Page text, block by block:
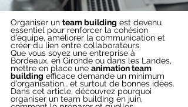
Organiser un team building est devenu
essentiel pour renforcer la cohésion
d’équipe, améliorer la communication et
créer du lien entre collaborateurs.
Que vous soyez une entreprise à
Bordeaux, en Gironde ou dans les Landes,
mettre en place une animation team
building efficace demande un minimum
d’organisation… et surtout de bonnes idées.
Dans cet article, découvrez pourquoi
organiser un team building en juin,